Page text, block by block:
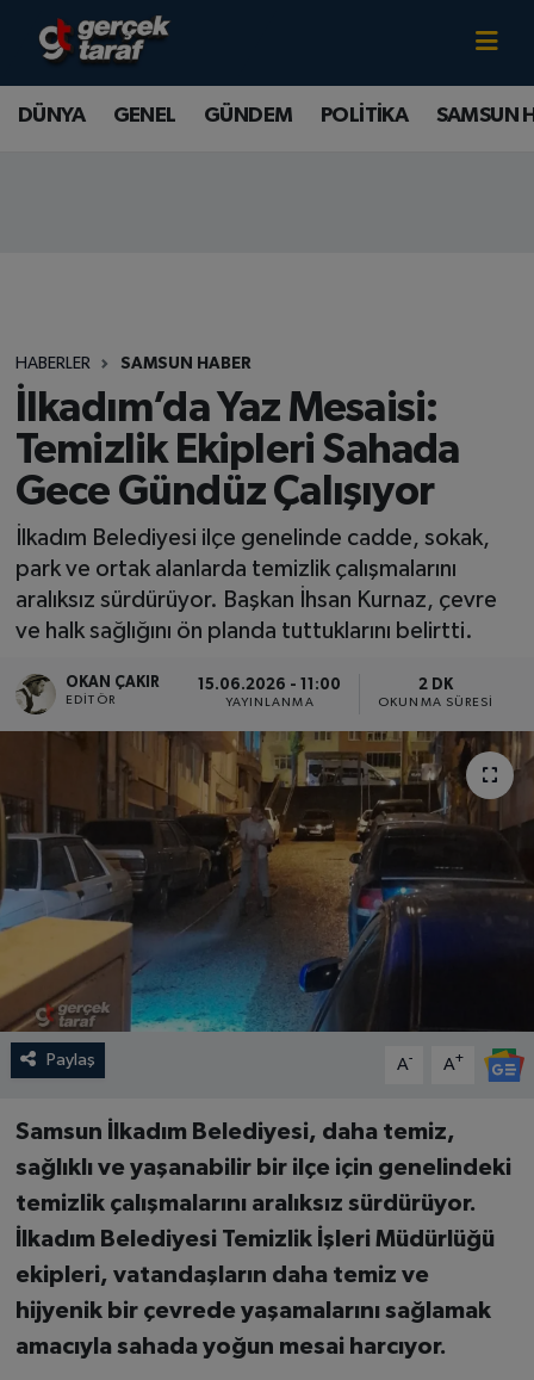
DÜNYA GENEL GÜNDEM POLİTİKA SAMSUN
HABERLER SAMSUN HABER
İlkadım’da Yaz Mesaisi:
Temizlik Ekipleri Sahada
Gece Gündüz Çalışıyor
İlkadım Belediyesi ilçe genelinde cadde, sokak,
park ve ortak alanlarda temizlik çalışmalarını
aralıksız sürdürüyor. Başkan İhsan Kurnaz, çevre
ve halk sağlığını ön planda tuttuklarını belirtti.
OKAN ÇAKIR
EDITÖR
15.06.2026 - 11:00
YAYINLANMA
2 DK
OKUNMA SÜRESI
Paylaş A- A+
Samsun İlkadım Belediyesi, daha temiz,
sağlıklı ve yaşanabilir bir ilçe için genelindeki
temizlik çalışmalarını aralıksız sürdürüyor.
İlkadım Belediyesi Temizlik İşleri Müdürlüğü
ekipleri, vatandaşların daha temiz ve
hijyenik bir çevrede yaşamalarını sağlamak
amacıyla sahada yoğun mesai harcıyor.
Canlı TV İzle
DÜNYA
SAMSUNSPOR
SAĞLIK
SPOR
EKONOMİ
TEKNOLOJİ
YAŞAM
YEMEK
Samsun Nöbetçi Eczaneler
Tüm Manşetler
Son Dakika Haberleri